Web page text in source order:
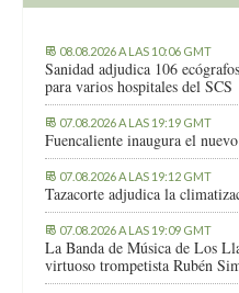
08.08.2026 A LAS 10:06 GMT
Sanidad adjudica 106
para varios hospitales del SCS
07.08.2026 A LAS 19:19 GMT
Fuencaliente inaugura el
07.08.2026 A LAS 19:12 GMT
Tazacorte adjudica la
07.08.2026 A LAS 19:09 GMT
La Banda de Música de Los
virtuoso trompetista Rubén